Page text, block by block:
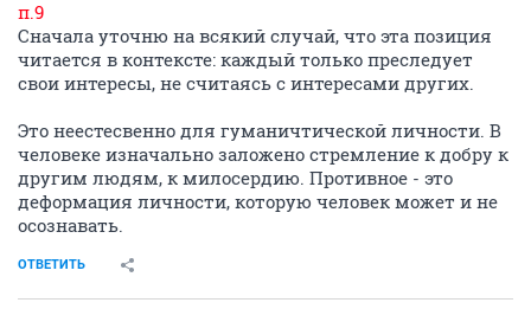
п.9
Сначала уточню на всякий случай, что эта позиция
читается в контексте: каждый только преследует
свои интересы, не считаясь с интересами других.
Это неестесвенно для гуманичтической личности. В
человеке изначально заложено стремление к добру к
другим людям, к милосердию. Противное - это
деформация личности, которую человек может и не
осознавать.
ОТВЕТИТЬ